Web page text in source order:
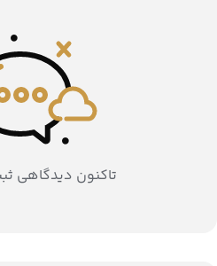
تاکنون دیدگاهی